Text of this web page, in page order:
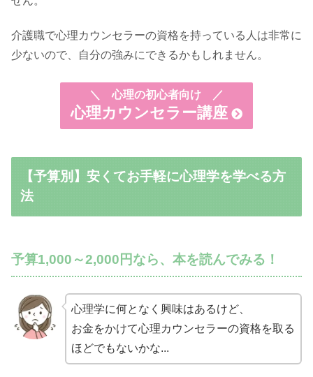
介護職で心理カウンセラーの資格を持っている人は非常に
少ないので、自分の強みにできるかもしれません。
＼ 心理の初心者向け ／
心理カウンセラー講座
【予算別】安くてお手軽に心理学を学べる方
法
予算1,000～2,000円なら、本を読んでみる！
心理学に何となく興味はあるけど、
お金をかけて心理カウンセラーの資格を取る
ほどでもないかな...